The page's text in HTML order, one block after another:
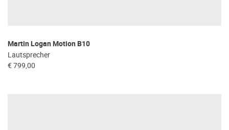
Martin Logan Motion B10
Lautsprecher
€ 799,00